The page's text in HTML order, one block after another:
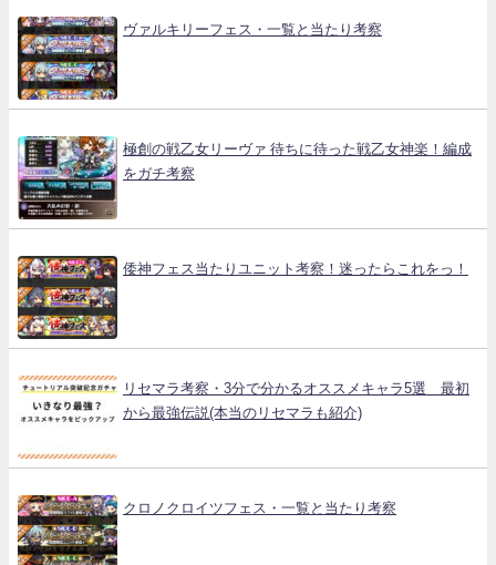
ヴァルキリーフェス・一覧と当たり考察
極創の戦乙女リーヴァ 待ちに待った戦乙女神楽！編成
をガチ考察
倭神フェス当たりユニット考察！迷ったらこれをっ！
リセマラ考察・3分で分かるオススメキャラ5選 最初
から最強伝説(本当のリセマラも紹介)
クロノクロイツフェス・一覧と当たり考察